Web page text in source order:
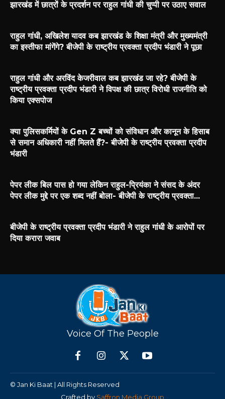
झारखंड में छात्रों के प्रदर्शन पर राहुल गांधी की चुप्पी पर उठाए सवाल
राहुल गांधी, अखिलेश यादव कब झारखंड के शिक्षा मंत्री और मुख्यमंत्री
का इस्तीफा मांगेंगे? बीजेपी के राष्ट्रीय प्रवक्ता प्रदीप भंडारी ने पूछा
राहुल गांधी और अरविंद केजरीवाल कब झारखंड जा रहे? बीजेपी के
राष्ट्रीय प्रवक्ता प्रदीप भंडारी ने विपक्ष की छात्र विरोधी राजनीति को
किया एक्सपोज
क्या पुलिसकर्मियों के Gen Z बच्चों को संविधान और कानून के हिसाब
से समान अधिकारी नहीं मिलते हैं?- बीजेपी के राष्ट्रीय प्रवक्ता प्रदीप
भंडारी
पेपर लीक बिल पास हो गया लेकिन राहुल-प्रियंका ने संसद के अंदर
पेपर लीक मुद्दे पर एक शब्द नहीं बोला- बीजेपी के राष्ट्रीय प्रवक्ता...
बीजेपी के राष्ट्रीय प्रवक्ता प्रदीप भंडारी ने राहुल गांधी के आरोपों पर
दिया करारा जवाब
Voice Of The People
© Jan Ki Baat | All Rights Reserved
Crafted by Saffron Media Group